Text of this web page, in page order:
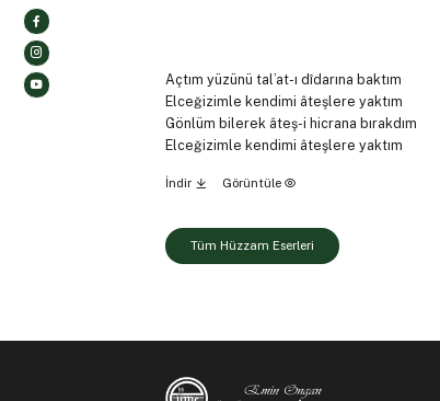
Açtım yüzünü tal’at-ı dîdarına baktım
Elceğizimle kendimi âteşlere yaktım
Gönlüm bilerek âteş-i hicrana bırakdım
Elceğizimle kendimi âteşlere yaktım
İndir Görüntüle
Tüm Hüzzam Eserleri